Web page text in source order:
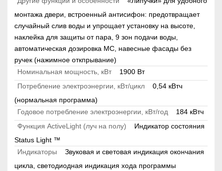
монтажа двери, встроенный антисифон: предотвращает
случайный слив воды и упрощает установку на высоте,
наклейка для защиты от пара, 9 зон подачи воды,
автоматическая дозировка МС, навесные фасады без
ручек (нажимное откпрывание)
Номинальная мощность, кВт
1900 Вт
Потребление электроэнергии, кВт/цикл
0,54 кВтч
(нормальная программа)
Годовое потребление электроэнергии, кВт/год
184 кВтч
Функция ActiveLight (луч на полу)
Индикатор состояния
Status Light ™
Индикаторы
Звуковая и световая индикация окончания
цикла, светодиодная индикация хода программы